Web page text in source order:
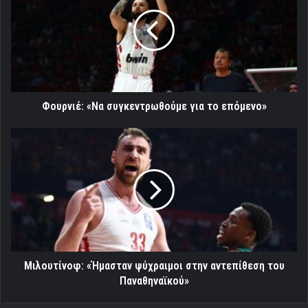
Φουρνιέ: «Να συγκεντρωθούμε για το επόμενο»
αντεπίθεση
του
Παναθηναϊκού»
Mιλουτίνοφ: «Ήμασταν ψύχραιμοι στην αντεπίθεση του
Παναθηναϊκού»